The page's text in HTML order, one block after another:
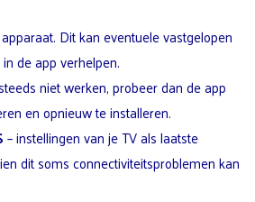
Dit kan eventuele vastgelopen
de app verhelpen.
niet werken, probeer dan de app
en opnieuw te installeren.
– instellingen van je TV als laatste
dit soms connectiviteitsproblemen kan